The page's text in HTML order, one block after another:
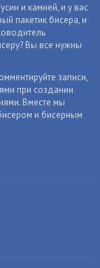
и камней, и у вас
пакетик бисера, и
Вы все нужны
записи,
при создании
Вместе мы
и бисерным